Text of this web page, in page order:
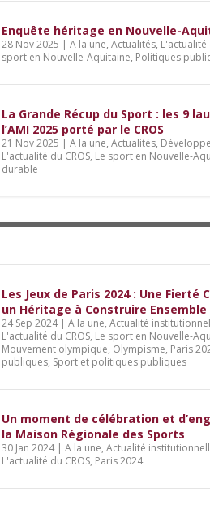
Enquête héritage en Nouvelle-
28 Nov 2025 | A la une, Actualités, L'actualité
sport en Nouvelle-Aquitaine, Politiques
La Grande Récup du Sport : les 9
l’AMI 2025 porté par le CROS
21 Nov 2025 | A la une, Actualités,
L'actualité du CROS, Le sport en Nouvelle-
durable
Les Jeux de Paris 2024 : Une Fierté
un Héritage à Construire Ensemble
24 Sep 2024| A la une, Actualité
L'actualité du CROS, Le sport en Nouvelle-
Mouvement olympique, Olympisme, Paris
publiques, Sport et politiques publiques
Un moment de célébration et
la Maison Régionale des Sports
30 Jan 2024| A la une, Actualité
L'actualité du CROS, Paris 2024